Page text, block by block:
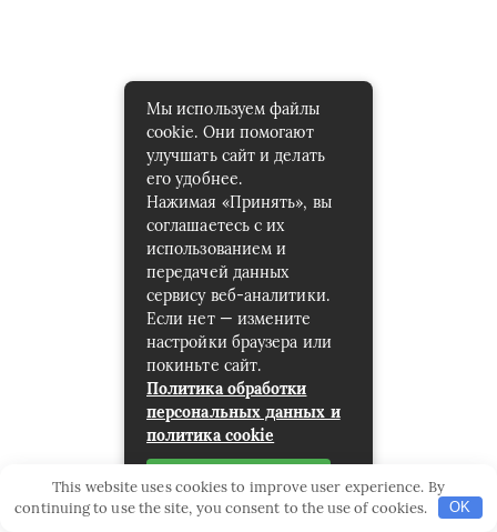
Мы используем файлы
cookie. Они помогают
улучшать сайт и делать
его удобнее.
Нажимая «Принять», вы
соглашаетесь с их
использованием и
передачей данных
сервису веб-аналитики.
Если нет — измените
настройки браузера или
покиньте сайт.
Политика обработки
персональных данных и
политика cookie
This website uses cookies to improve user experience. By
continuing to use the site, you consent to the use of cookies.
OK